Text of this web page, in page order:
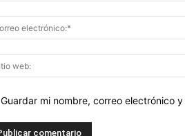
Guardar mi nombre, correo electrónico